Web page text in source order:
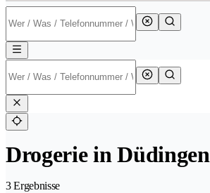
Drogerie in Düdingen
3 Ergebnisse